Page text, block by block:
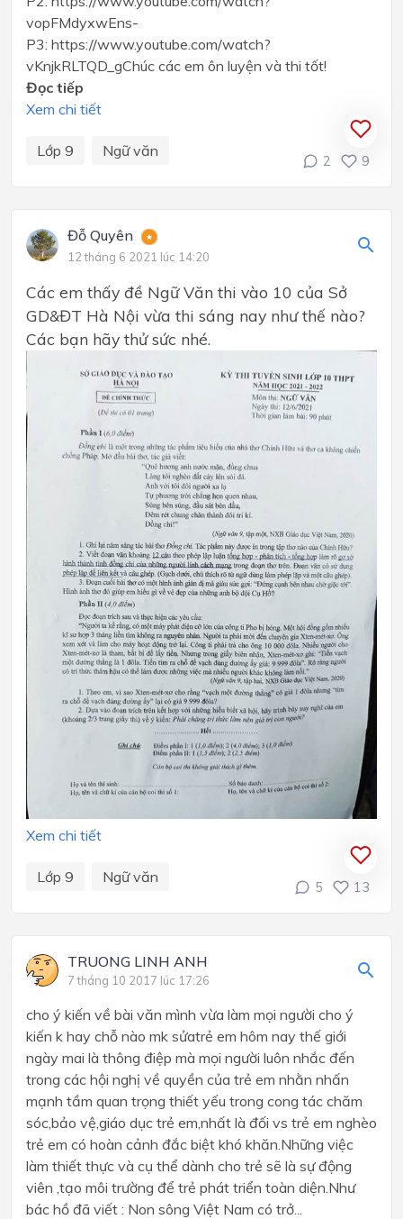
vopFMdyxwEns-
P3: https://www.youtube.com/watch?
vKnjkRLTQD_gChúc các em ôn luyện và thi tốt!
Đọc tiếp
Xem chi tiết
Lớp 9 Ngữ văn
2 9
Đỗ Quyên
12 tháng 6 2021 lúc 14:20
Các em thấy đề Ngữ Văn thi vào 10 của Sở
GD&ĐT Hà Nội vừa thi sáng nay như thế nào?
Các bạn hãy thử sức nhé.
Xem chi tiết
Lớp 9 Ngữ văn
5 13
TRUONG LINH ANH
7 tháng 10 2017 lúc 17:26
cho ý kiến về bài văn mình vừa làm mọi người cho ý
kiến k hay chỗ nào mk sửatrẻ em hôm nay thế giới
ngày mai là thông điệp mà mọi người luôn nhắc đến
trong các hội nghị về quyền của trẻ em nhằn nhấn
mạnh tầm quan trọng thiết yếu trong cong tác chăm
sóc,bảo vệ,giáo dục trẻ em,nhất là đối vs trẻ em nghèo
trẻ em có hoàn cảnh đắc biệt khó khăn.Những việc
làm thiết thực và cụ thể dành cho trẻ sẽ là sự động
viên ,tạo môi trường để trẻ phát triển toàn diện.Như
bác hồ đã viết : Non sông Việt Nam có trở...